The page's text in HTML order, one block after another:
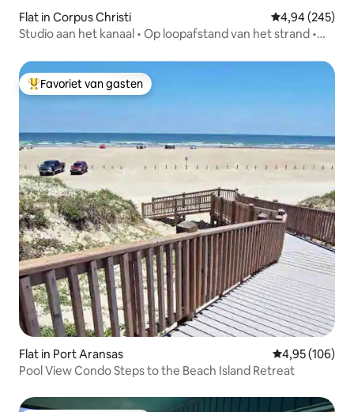
Flat in Corpus Christi Gemiddelde
4,94 (245)
Studio aan het kanaal • Op loopafstand van het strand •
Topfavoriet van gasten
Favoriet van gasten
Flat in Port Aransas Gemiddelde
4,95 (106)
Pool View Condo Steps to the Beach Island Retreat